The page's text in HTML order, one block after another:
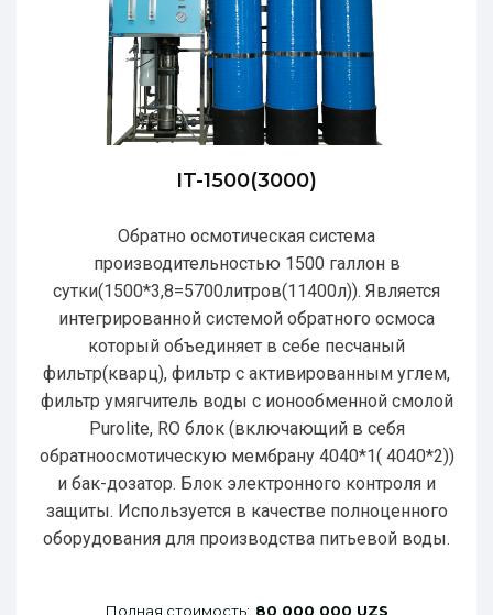
IT-1500(3000)
Обратно осмотическая система
производительностью 1500 галлон в
сутки(1500*3,8=5700литров(11400л)). Является
интегрированной системой обратного осмоса
который объединяет в себе песчаный
фильтр(кварц), фильтр с активированным углем,
фильтр умягчитель воды с ионообменной смолой
Purolite, RO блок (включающий в себя
обратноосмотическую мембрану 4040*1( 4040*2))
и бак-дозатор. Блок электронного контроля и
защиты. Используется в качестве полноценного
оборудования для производства питьевой воды.
Полная стоимость: 80 000 000 UZS